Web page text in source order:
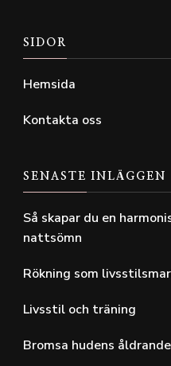
SIDOR
Hemsida
Kontakta oss
SENASTE INLÄGGEN
Så skapar du en
nattsömn
Rökning som
Livsstil och träning
Bromsa hudens åldrande